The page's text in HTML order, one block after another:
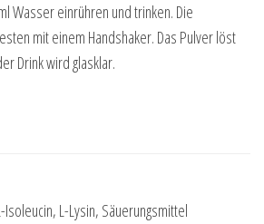
Wasser einrühren und trinken. Die
mit einem Handshaker. Das Pulver löst
Drink wird glasklar.
Isoleucin, L-Lysin, Säuerungsmittel